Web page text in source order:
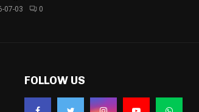
07-03 0
FOLLOW US